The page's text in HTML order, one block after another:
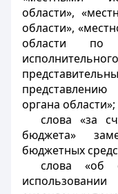
области»,
области»,
области по
органа области»;
слова «за
бюджета»
бюджетных
слова «об